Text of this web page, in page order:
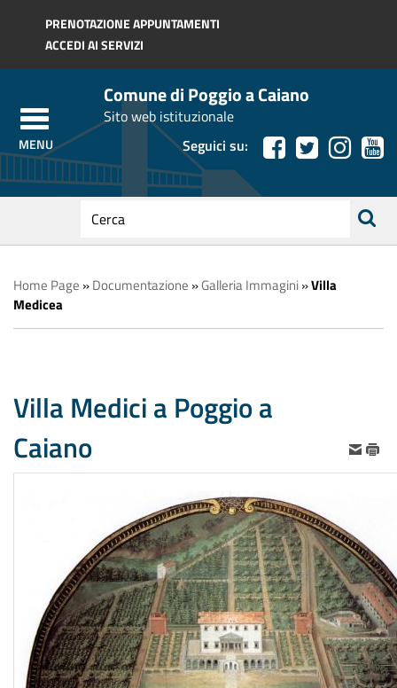
Regione Toscana
PRENOTAZIONE APPUNTAMENTI
ACCEDI AI SERVIZI
Comune di Poggio a Caiano
Sito web istituzionale
Seguici su:
testo
da
cercare
ricerca
Home Page »Documentazione »Galleria Immagini»Villa
Medicea
Villa Medici a Poggio a
Caiano